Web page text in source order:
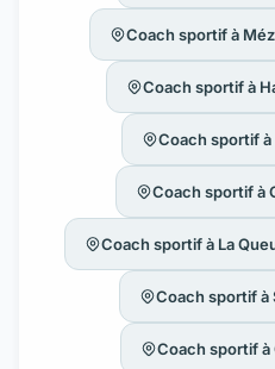
Coach sportif à
Coach sportif à
Coach sportif
Coach sportif à
Coach sportif à La
Coach sportif à
Coach sportif à